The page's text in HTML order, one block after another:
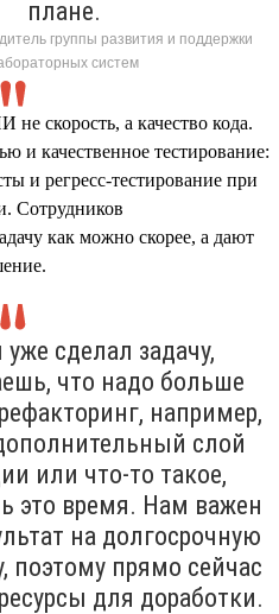
плане.
группы развития и поддержки
систем
скорость, а качество кода.
и качественное тестирование:
и регресс-тестирование при
Сотрудников
как можно скорее, а дают
сделал задачу,
что надо больше
например,
слой
или что-то такое,
это время. Нам важен
на долгосрочную
поэтому прямо сейчас
для доработки.